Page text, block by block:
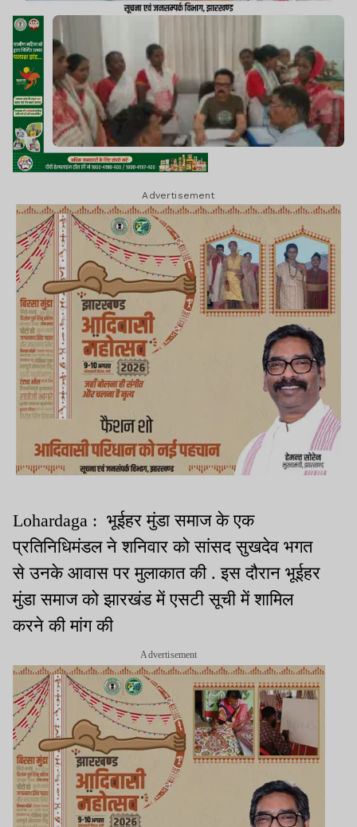
Advertisement
Lohardaga : भूईहर मुंडा समाज के एक
प्रतिनिधिमंडल ने शनिवार को सांसद सुखदेव भगत
से उनके आवास पर मुलाकात की . इस दौरान भूईहर
मुंडा समाज को झारखंड में एसटी सूची में शामिल
करने की मांग की
Advertisement